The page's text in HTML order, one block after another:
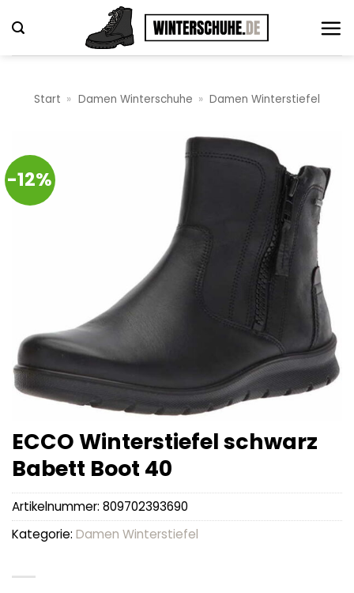
Inhalt
springen
Start » Damen Winterschuhe » Damen Winterstiefel
-12%
ECCO Winterstiefel schwarz
Babett Boot 40
Artikelnummer: 809702393690
Kategorie: Damen Winterstiefel